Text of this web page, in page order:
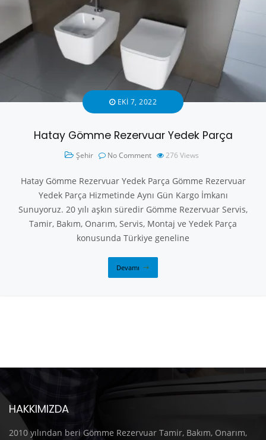
EKI 7, 2022
Hatay Gömme Rezervuar Yedek Parça
Şehir No Comment 276 Views
Hatay Gömme Rezervuar Yedek Parça Gömme Rezervuar
Yedek Parça Hizmetinde Aynı Gün Kargo İmkanı
Sunuyoruz. 20 yılı aşkın süredir Gömme Rezervuar Servis,
Tamir, Bakım, Onarım, Servis, Montaj ve Yedek Parça
konusunda Türkiye geneline
Devamı
HAKKIMIZDA
2010 yılından beri Gömme Rezervuar Tamir, Bakım, Onarım,